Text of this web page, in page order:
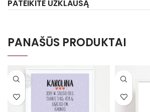
PATEIKITE UŽKLAUSĄ
PANAŠŪS PRODUKTAI